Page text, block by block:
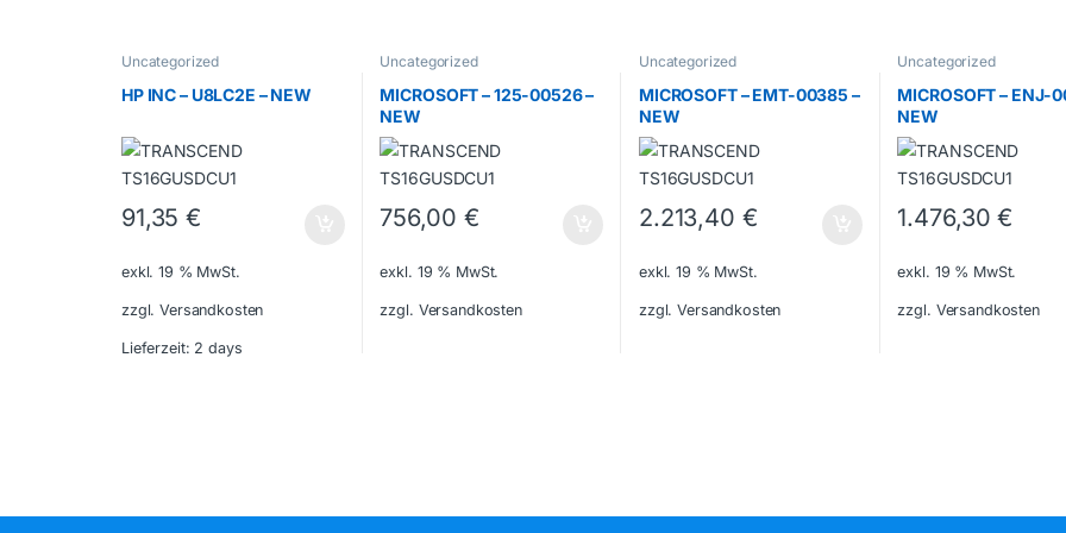
Uncategorized
HP INC – U8LC2E – NEW
91,35€
exkl. 19 % MwSt.
zzgl. Versandkosten
Lieferzeit: 2 days
Uncategorized
MICROSOFT – 125-00526 –
NEW
756,00 €
exkl. 19 % MwSt.
zzgl. Versandkosten
Uncategorized
MICROSOFT – EMT-00385 –
NEW
2.213,40 €
exkl. 19 % MwSt.
zzgl. Versandkosten
Uncategorized
MICROSOFT – ENJ-
NEW
1.476,30€
exkl. 19 % MwSt.
zzgl. Versandkosten